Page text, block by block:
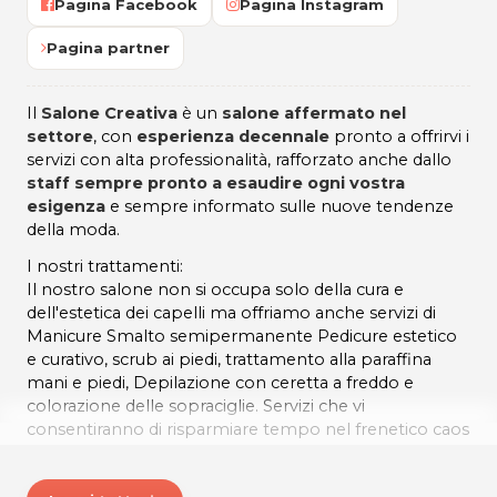
Pagina Facebook Pagina Instagram
Pagina partner
Il Salone Creativa è un salone affermato nel
settore, con esperienza decennale pronto a offrirvi i
servizi con alta professionalità, rafforzato anche dallo
staff sempre pronto a esaudire ogni vostra
esigenza e sempre informato sulle nuove tendenze
della moda.
I nostri trattamenti:
Il nostro salone non si occupa solo della cura e
dell'estetica dei capelli ma offriamo anche servizi di
Manicure Smalto semipermanente Pedicure estetico
e curativo, scrub ai piedi, trattamento alla paraffina
mani e piedi, Depilazione con ceretta a freddo e
colorazione delle sopraciglie. Servizi che vi
consentiranno di risparmiare tempo nel frenetico caos
nostro staff a corsi professionali di aggiornamento ci